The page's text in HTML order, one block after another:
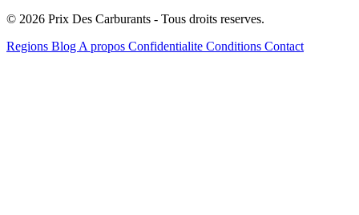
© 2026 Prix Des Carburants - Tous droits reserves.
Regions Blog A propos Confidentialite Conditions Contact